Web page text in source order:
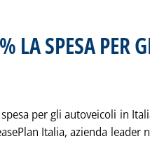
LA SPESA PER
per gli autoveicoli in
Italia, azienda leader